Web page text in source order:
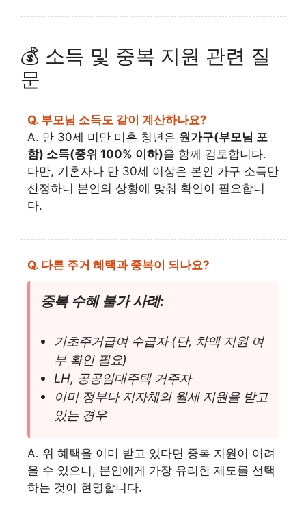
💰 소득 및 중복 지원 관련 질
문
Q. 부모님 소득도 같이 계산하나요?
A. 만 30세 미만 미혼 청년은 원가구(부모님 포
함) 소득(중위 100% 이하)을 함께 검토합니다.
다만, 기혼자나 만 30세 이상은 본인 가구 소득만
산정하니 본인의 상황에 맞춰 확인이 필요합니
다.
Q. 다른 주거 혜택과 중복이 되나요?
중복 수혜 불가 사례:
기초주거급여 수급자 (단, 차액 지원 여
부 확인 필요)
LH, 공공임대주택 거주자
이미 정부나 지자체의 월세 지원을 받고
있는 경우
A. 위 혜택을 이미 받고 있다면 중복 지원이 어려
울 수 있으니, 본인에게 가장 유리한 제도를 선택
하는 것이 현명합니다.